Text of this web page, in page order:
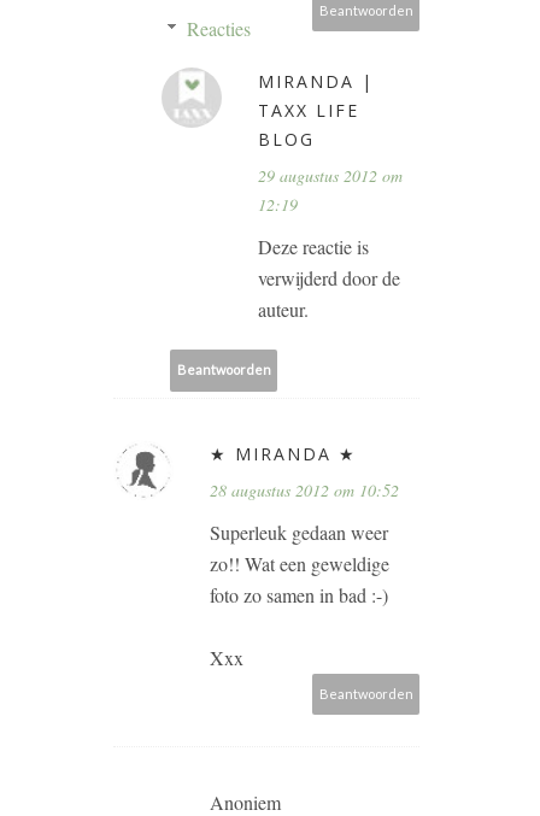
Beantwoorden
Reacties
MIRANDA |
TAXX LIFE
BLOG
29 augustus 2012 om
12:19
Deze reactie is
verwijderd door de
auteur.
Beantwoorden
★ MIRANDA ★
28 augustus 2012 om 10:52
Superleuk gedaan weer
zo!! Wat een geweldige
foto zo samen in bad :-)
Xxx
Beantwoorden
Anoniem